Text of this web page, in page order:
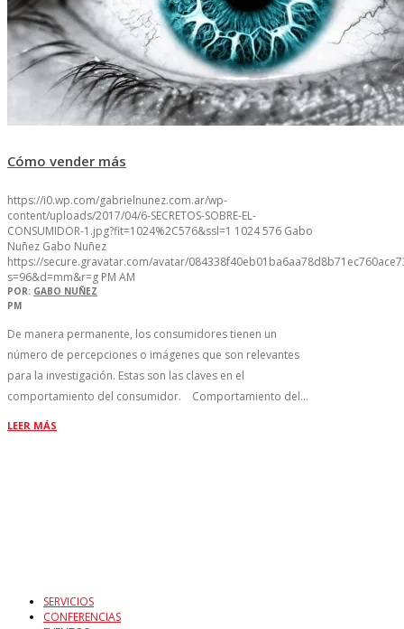
Cómo vender más
https://i0.wp.com/gabrielnunez.com.ar/wp-
content/uploads/2017/04/6-SECRETOS-SOBRE-EL-
CONSUMIDOR-1.jpg?fit=1024%2C576&ssl=1 1024576 Gabo
Nuñez Gabo Nuñez
https://secure.gravatar.com/avatar/
s=96&d=mm&r=g PM AM
POR: GABO NUÑEZ
PM
De manera permanente, los consumidores tienen un
número de percepciones o imágenes que son relevantes
para la investigación. Estas son las claves en el
comportamiento del consumidor. Comportamiento del…
LEER MÁS
SERVICIOS
CONFERENCIAS